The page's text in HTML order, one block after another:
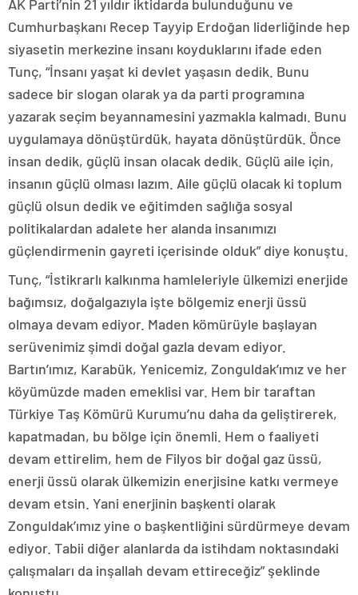
AK Parti’nin 21 yıldır iktidarda bulunduğunu ve
Cumhurbaşkanı Recep Tayyip Erdoğan liderliğinde hep
siyasetin merkezine insanı koyduklarını ifade eden
Tunç, “İnsanı yaşat ki devlet yaşasın dedik. Bunu
sadece bir slogan olarak ya da parti programına
yazarak seçim beyannamesini yazmakla kalmadı. Bunu
uygulamaya dönüştürdük, hayata dönüştürdük. Önce
insan dedik, güçlü insan olacak dedik. Güçlü aile için,
insanın güçlü olması lazım. Aile güçlü olacak ki toplum
güçlü olsun dedik ve eğitimden sağlığa sosyal
politikalardan adalete her alanda insanımızı
güçlendirmenin gayreti içerisinde olduk” diye konuştu.
Tunç, “İstikrarlı kalkınma hamleleriyle ülkemizi enerjide
bağımsız, doğalgazıyla işte bölgemiz enerji üssü
olmaya devam ediyor. Maden kömürüyle başlayan
serüvenimiz şimdi doğal gazla devam ediyor.
Bartın’ımız, Karabük, Yenicemiz, Zonguldak’ımız ve her
köyümüzde maden emeklisi var. Hem bir taraftan
Türkiye Taş Kömürü Kurumu’nu daha da geliştirerek,
kapatmadan, bu bölge için önemli. Hem o faaliyeti
devam ettirelim, hem de Filyos bir doğal gaz üssü,
enerji üssü olarak ülkemizin enerjisine katkı vermeye
devam etsin. Yani enerjinin başkenti olarak
Zonguldak’ımız yine o başkentliğini sürdürmeye devam
ediyor. Tabii diğer alanlarda da istihdam noktasındaki
çalışmaları da inşallah devam ettireceğiz” şeklinde